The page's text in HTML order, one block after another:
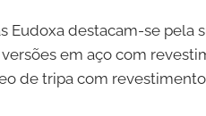
Eudoxa destacam-se pela
em aço com
de tripa com